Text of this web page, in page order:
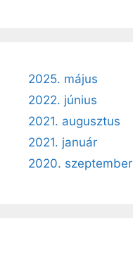
2025. május
2022. június
2021. augusztus
2021. január
2020. szeptember